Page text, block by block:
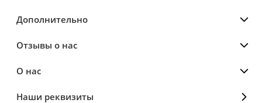
Дополнительно
Отзывы о нас
О нас
Наши реквизиты